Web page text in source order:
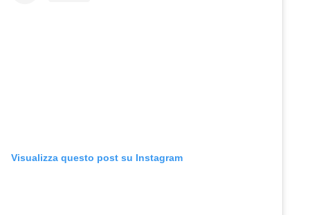
Visualizza questo post su Instagram